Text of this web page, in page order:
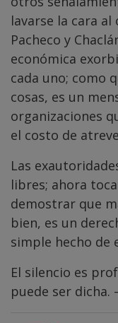
lavarse la cara
Pacheco y
económica
cada uno; como
cosas, es un
organizaciones
el costo de
Las
libres; ahora
demostrar que
bien, es un
simple hecho de
El silencio es
puede ser dicha.